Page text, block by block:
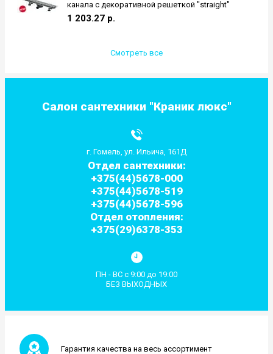
Салон сантехники "Краник люкс"
г. Гомель, ул. Ильича, 161Д
Отдел сантехники:
+375(44)5678-000
+375(44)5678-519
+375(44)5678-596
Отдел отопления:
+375(29)6378-353
ПН - ВС с 9:00 до 19:00
БЕЗ ВЫХОДНЫХ
канала с декоративной решеткой "straight"
1 203.27 р.
Смотреть все
Гарантия качества на весь ассортимент